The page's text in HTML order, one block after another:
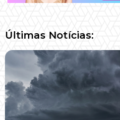
Últimas Notícias: